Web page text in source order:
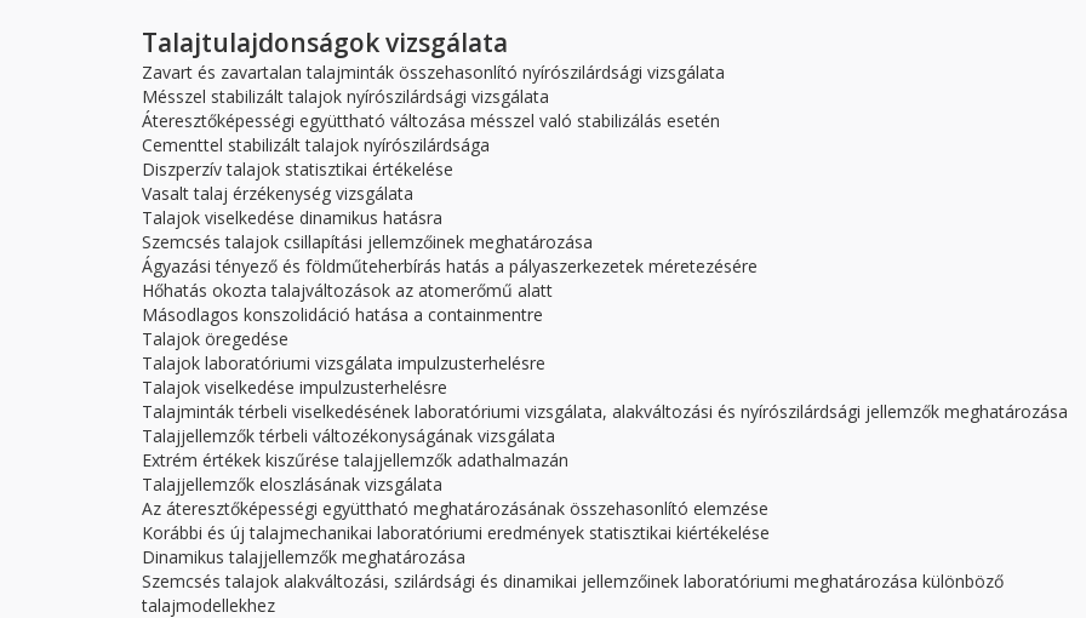
Talajtulajdonságok vizsgálata
Zavart és zavartalan talajminták összehasonlító nyírószilárdsági vizsgálata
Mésszel stabilizált talajok nyírószilárdsági vizsgálata
Áteresztőképességi együttható változása mésszel való stabilizálás esetén
Cementtel stabilizált talajok nyírószilárdsága
Diszperzív talajok statisztikai értékelése
Vasalt talaj érzékenység vizsgálata
Talajok viselkedése dinamikus hatásra
Szemcsés talajok csillapítási jellemzőinek meghatározása
Ágyazási tényező és földműteherbírás hatás a pályaszerkezetek méretezésére
Hőhatás okozta talajváltozások az atomerőmű alatt
Másodlagos konszolidáció hatása a containmentre
Talajok öregedése
Talajok laboratóriumi vizsgálata impulzusterhelésre
Talajok viselkedése impulzusterhelésre
Talajminták térbeli viselkedésének laboratóriumi vizsgálata, alakváltozási és nyírószilárdsági jellemzők meghatározása
Talajjellemzők térbeli változékonyságának vizsgálata
Extrém értékek kiszűrése talajjellemzők adathalmazán
Talajjellemzők eloszlásának vizsgálata
Az áteresztőképességi együttható meghatározásának összehasonlító elemzése
Korábbi és új talajmechanikai laboratóriumi eredmények statisztikai kiértékelése
Dinamikus talajjellemzők meghatározása
Szemcsés talajok alakváltozási, szilárdsági és dinamikai jellemzőinek laboratóriumi meghatározása különböző
talajmodellekhez